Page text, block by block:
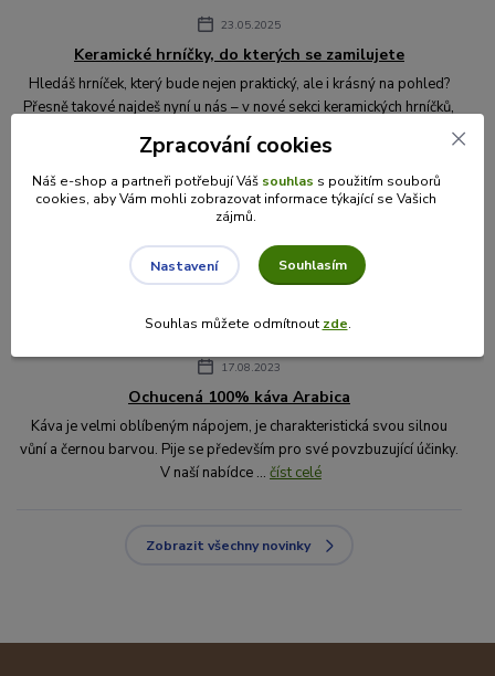
23.05.2025
Keramické hrníčky, do kterých se zamilujete
Hledáš hrníček, který bude nejen praktický, ale i krásný na pohled?
Přesně takové najdeš nyní u nás – v nové sekci keramických hrníčků,
které jsme s l...
22.11.2024
Sváteční pečení: Nové koření na vašem stole!
Vánoce se blíží a s nimi i vůně domova, která láká k pečení
oblíbených dobrot. V naší nabídce najdete nově tři jedinečné směsi,
17.08.2023
Ochucená 100% káva Arabica
Káva je velmi oblíbeným nápojem, je charakteristická svou silnou
vůní a černou barvou. Pije se především pro své povzbuzující účinky.
V naší nabídce ... číst celé
Zobrazit všechny novinky
Zpracování cookies
Náš e-shop a partneři potřebují Váš souhlas s použitím souborů
cookies, aby Vám mohli zobrazovat informace týkající se Vašich
zájmů.
Nastavení Souhlasím
Souhlas můžete odmítnout zde.